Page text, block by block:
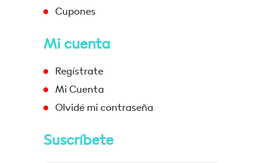
Cupones
Mi cuenta
Regístrate
Mi Cuenta
Olvidé mi contraseña
Suscríbete